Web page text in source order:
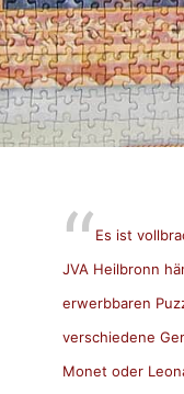
Es ist
JVA Heilbronn
erwerbbaren
verschiedene
Monet oder